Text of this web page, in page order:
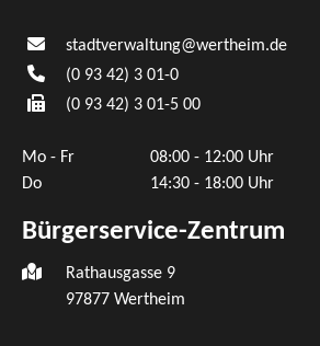
stadtverwaltung@wertheim.de
(0 93 42) 3 01-0
(0 93 42) 3 01-5 00
Mo - Fr
08:00 - 12:00 Uhr
Do
14:30 - 18:00 Uhr
Bürgerservice-Zentrum
Rathausgasse 9
97877 Wertheim